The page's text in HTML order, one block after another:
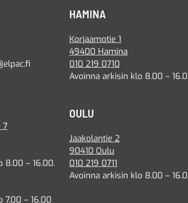
7
8.00 – 16.00.
7.00 – 16.00
HAMINA
Korjaamotie 1
49400 Hamina
010 219 0710
Avoinna arkisin klo 8.00 –
OULU
Jaakolantie 2
90410 Oulu
010 219 0711
Avoinna arkisin klo 8.00 –